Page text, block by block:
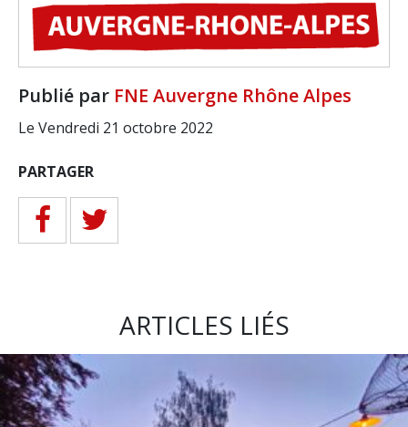
Publié par FNE Auvergne Rhône Alpes
Le Vendredi 21 octobre 2022
PARTAGER
ARTICLES LIÉS